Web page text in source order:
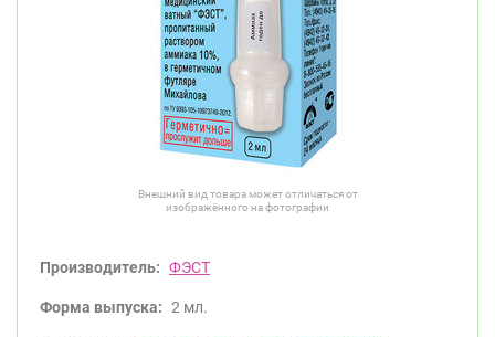
Внешний вид товара может отличаться от
изображённого на фотографии
Производитель: ФЭСТ
Форма выпуска: 2 мл.